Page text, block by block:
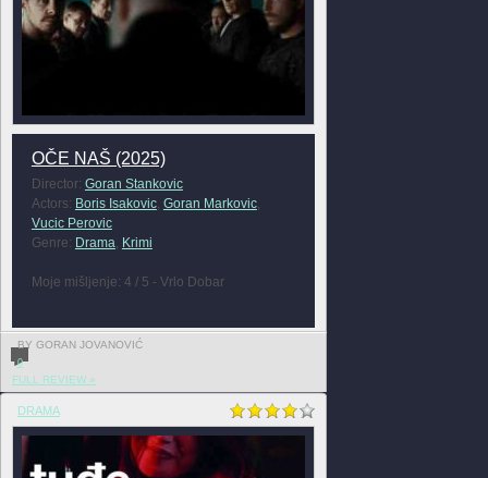
OČE NAŠ (2025)
Director: Goran Stankovic
Actors: Boris Isakovic, Goran Markovic,
Vucic Perovic
Genre: Drama Krimi
Moje mišljenje: 4 / 5 - Vrlo Dobar
BY GORAN JOVANOVIĆ
0
FULL REVIEW »
DRAMA